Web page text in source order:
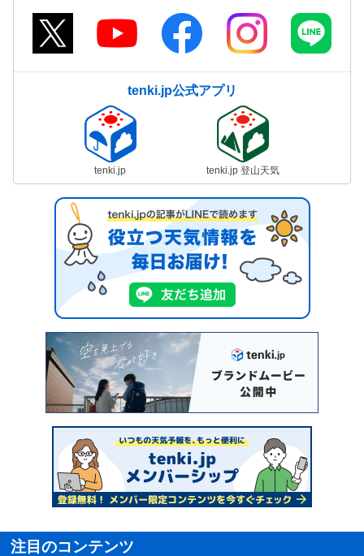
tenki.jp公式アプリ
tenki.jp tenki.jp 登山天気
注目のコンテンツ